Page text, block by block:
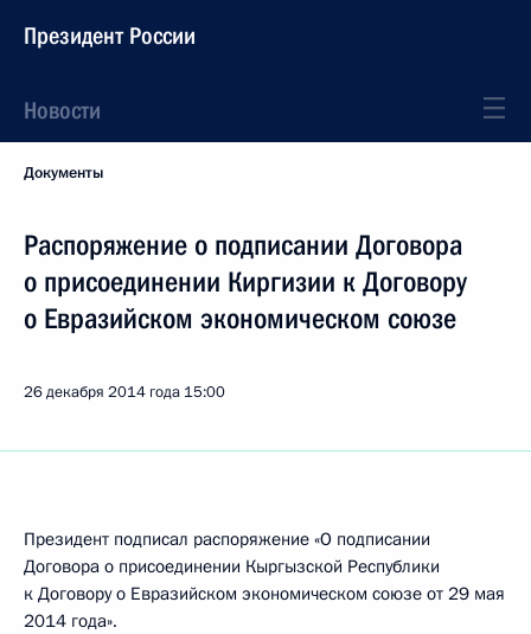
Президент России
Новости
Документы
Распоряжение о подписании Договора
о присоединении Киргизии к Договору
о Евразийском экономическом союзе
26 декабря 2014 года 15:00
Президент подписал распоряжение «О подписании
Договора о присоединении Кыргызской Республики
к Договору о Евразийском экономическом союзе от 29 мая
2014 года».